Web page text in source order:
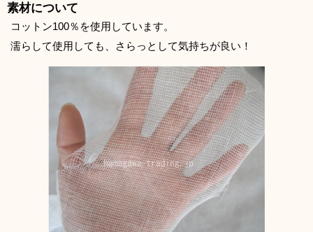
素材について
コットン100％を使用しています。
濡らして使用しても、さらっとして気持ちが良い！